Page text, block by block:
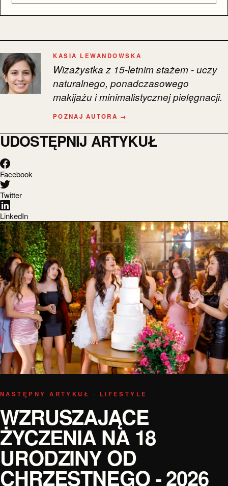
KASIA LEWANDOWSKA
Wizażystka z 15-letnim stażem - uczy
naturalnego, ponadczasowego
makijażu i minimalistycznej pielęgnacji.
POZNAJ AUTORA →
UDOSTĘPNIJ ARTYKUŁ
Facebook
Twitter
LinkedIn
NASTĘPNY ARTYKUŁ · LIFESTYLE
WZRUSZAJĄCE
ŻYCZENIA NA 18
URODZINY OD
CHRZESTNEGO - 2026